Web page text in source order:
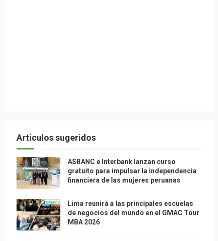
Articulos sugeridos
ASBANC e Interbank lanzan curso
gratuito para impulsar la independencia
financiera de las mujeres peruanas
Lima reunirá a las principales escuelas
de negocios del mundo en el GMAC Tour
MBA 2026